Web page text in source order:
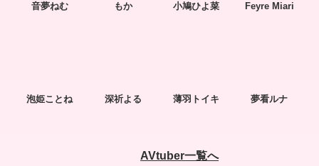
音夢ねむ もか 小鳩ひよ菜 Feyre Miari
泡姫ことね 深祈よる 薄羽トイキ 夢看ルナ
AVtuber一覧へ